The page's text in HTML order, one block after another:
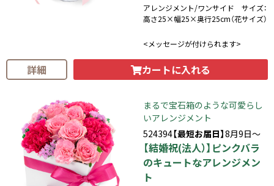
アレンジメント/ワンサイド サイズ：
高さ25×幅25×奥行25cm（花サイズ）
<メッセージが付けられます>
詳細 カートに入れる
まるで宝石箱のような可愛らし
いアレンジメント
524394【最短お届日】8月9日～
【結婚祝(法人）】ピンクバラ
のキュートなアレンジメン
ト